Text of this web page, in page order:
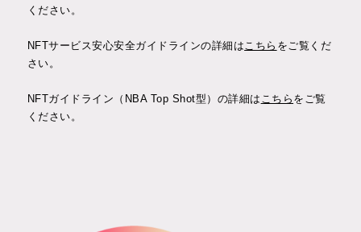
ください。
NFTサービス安心安全ガイドラインの詳細はこちら をご覧くだ
さい。
NFTガイドライン（NBA Top Shot型）の詳細は こちら をご覧
ください。